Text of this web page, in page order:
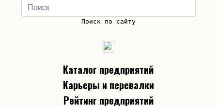
Поиск по сайту
Каталог предприятий
Карьеры и перевалки
Рейтинг предприятий